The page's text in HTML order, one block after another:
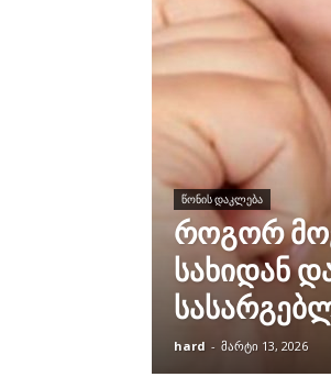
ᲬᲝᲜᲘᲡ ᲓᲐᲙᲚᲔᲑᲐ
როგორ
სახიდან
hard - მარტი 13, 2026